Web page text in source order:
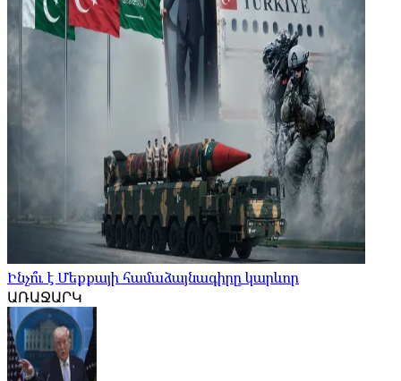
Ինչո՞ւ է Մեքքայի համաձայնագիրը կարևոր
ԱՌԱՋԱՐԿ